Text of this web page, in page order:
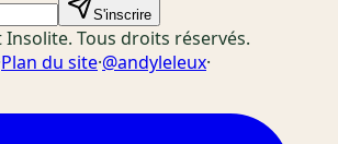
S'inscrire
Tous droits réservés.
Plan du site·@andyleleux·